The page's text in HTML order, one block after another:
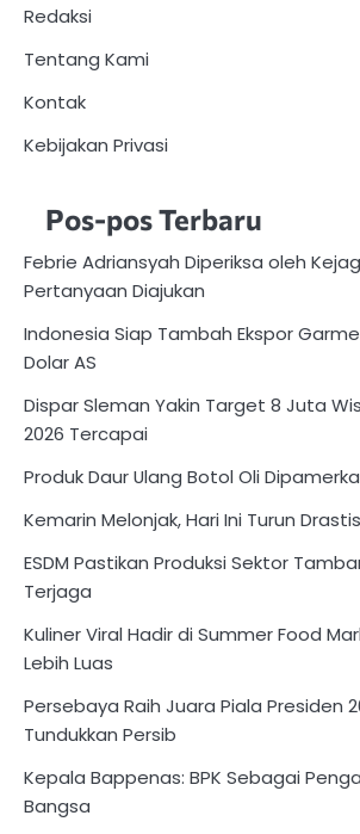
Redaksi
Tentang Kami
Kontak
Kebijakan Privasi
Pos-pos Terbaru
Febrie Adriansyah Diperiksa oleh
Pertanyaan Diajukan
Indonesia Siap Tambah Ekspor
Dolar AS
Dispar Sleman Yakin Target 8 Juta
2026 Tercapai
Produk Daur Ulang Botol Oli
Kemarin Melonjak, Hari Ini Turun
ESDM Pastikan Produksi Sektor
Terjaga
Kuliner Viral Hadir di Summer Food
Lebih Luas
Persebaya Raih Juara Piala Presiden
Tundukkan Persib
Kepala Bappenas: BPK Sebagai
Bangsa